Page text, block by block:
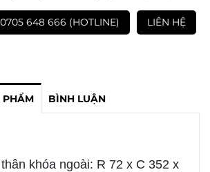
648 666 (HOTLINE) LIÊN HỆ
PHẨM BÌNH LUẬN
khóa ngoài: R 72 x C 352 x